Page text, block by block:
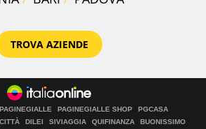
TROVA AZIENDE
PAGINEGIALLE PAGINEGIALLE SHOP
PGCASA
DILEI SIVIAGGIA QUIFINANZA
BUONISSIMO